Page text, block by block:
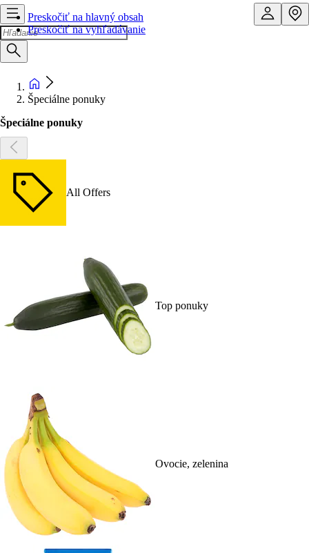
Preskočiť na hlavný obsah
Preskočiť na vyhľadávanie
Špeciálne ponuky
Špeciálne ponuky
All Offers
Top ponuky
Ovocie, zelenina